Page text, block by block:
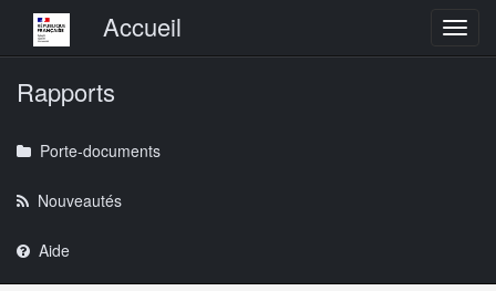
Menu principalAccueil
Rapports
Porte-documents
Nouveautés
Aide